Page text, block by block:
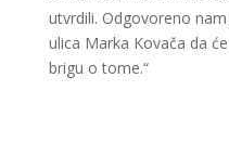
utvrdili. Odgovoreno
ulica Marka Kovača da
brigu o tome.“